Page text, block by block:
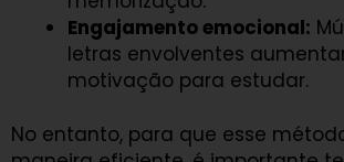
Engajamento emocional:
letras envolventes
motivação para estudar.
No entanto, para que esse